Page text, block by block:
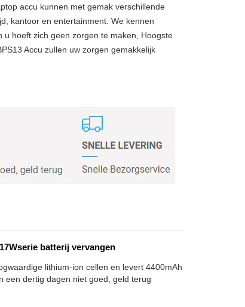
accu kunnen met gemak verschillende
kantoor en entertainment. We kennen
u hoeft zich geen zorgen te maken, Hoogste
Accu zullen uw zorgen gemakkelijk
batterij vervangen
lithium-ion cellen en levert 4400mAh
een dertig dagen niet goed, geld terug